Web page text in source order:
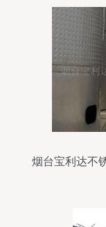
烟台宝利达不